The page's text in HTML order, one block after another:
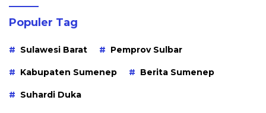
Populer Tag
Sulawesi Barat Pemprov Sulbar
Kabupaten Sumenep Berita Sumenep
Suhardi Duka